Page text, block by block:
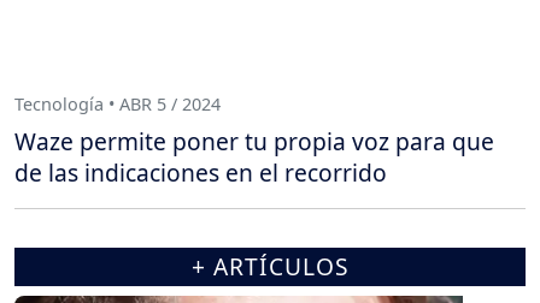
Tecnología • ABR 5 / 2024
Waze permite poner tu propia voz para que
de las indicaciones en el recorrido
+ ARTÍCULOS